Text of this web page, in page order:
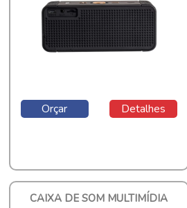
Orçar Detalhes
CAIXA DE SOM MULTIMÍDIA